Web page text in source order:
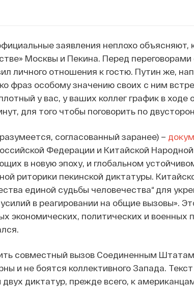
заявления неплохо объясняют,
Москвы и Пекина. Перед
личного отношения к гостю. Путин же,
фраз особому значению своих с ним
у вас, у ваших коллег график в
для того чтобы поговорить по
согласованный заранее) –
Федерации и Китайской
в новую эпоху, и глобальном
риторики пекинской диктатуры.
единой судьбы человечества“ для
в реагировании на общие вызовы».
экономических, политических и военных
совместный вызов Соединенным
и не боятся коллективного Запада.
диктатур, прежде всего, к